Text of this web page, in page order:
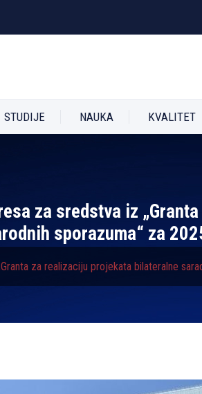
STUDIJE NAUKA KVALITET
za sredstva iz
sporazuma“ za
za realizaciju projekata bilateralne